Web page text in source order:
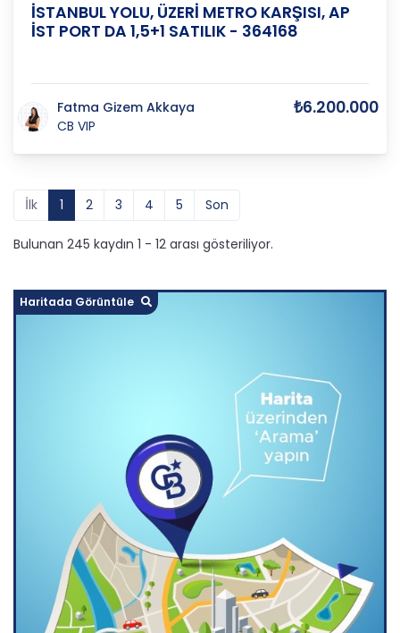
İSTANBUL YOLU, ÜZERİ METRO KARŞISI, AP
İST PORT DA 1,5+1 SATILIK - 364168
Fatma Gizem Akkaya
CB VIP
₺6.200.000
İlk 1 2 3 4 5 Son
Bulunan 245 kaydın 1 - 12 arası gösteriliyor.
Haritada Görüntüle